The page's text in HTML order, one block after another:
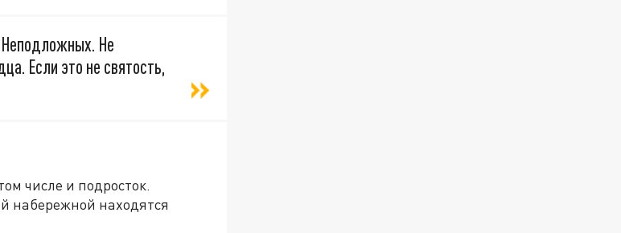
Неподложных. Не
Если это не святость,
числе и подросток.
набережной находятся